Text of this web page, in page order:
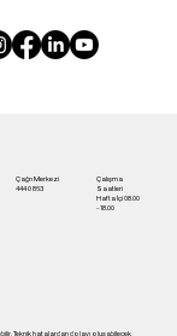
Çağrı Merkezi
444 0 863
Çalışma
Saatleri
Hafta İçi 08.00
- 18.00
Teknik hatalardan dolayı oluşabilecek